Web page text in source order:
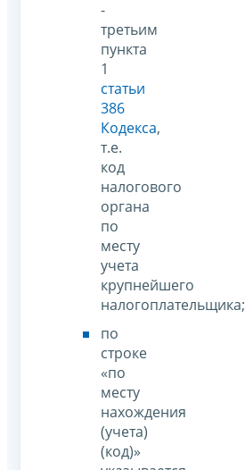
-
третьим
пункта
1
статьи
386
Кодекса,
т.е.
код
налогового
органа
по
месту
учета
крупнейшего
налогоплательщика;
по
строке
«по
месту
нахождения
(учета)
(код)»